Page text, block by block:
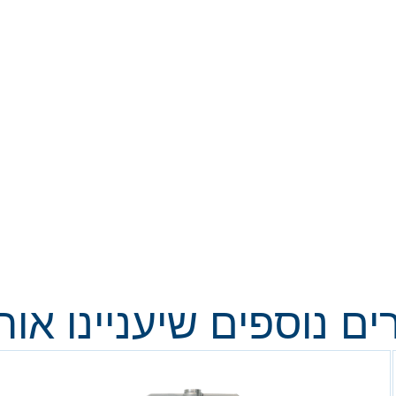
נוספים שיעניינו